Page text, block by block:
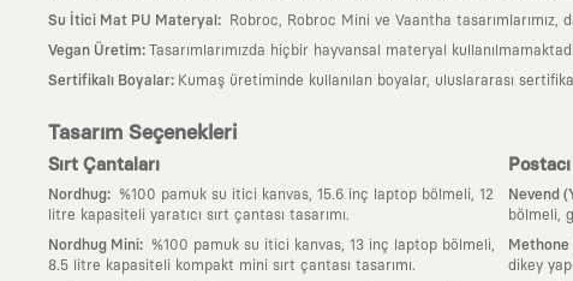
Su İtici Mat PU Materyal : Robroc, Robroc Mini ve Vaantha
Vegan Üretim: Tasarımlarımızda hiçbir hayvansal materyal
Sertifikalı Boyalar: Kumaş üretiminde kullanılan boyalar, uluslararası
Tasarım Seçenekleri
Sırt Çantaları
Nordhug:
%100 pamuk su itici kanvas, 15.6 inç laptop bölmeli, 12
litre kapasiteli yaratıcı sırt çantası tasarımı.
Nordhug Mini:
%100 pamuk su itici kanvas, 13 inç laptop bölmeli,
8.5 litre kapasiteli kompakt mini sırt çantası tasarımı.
Nevend
bölmeli,
Methone
dikey